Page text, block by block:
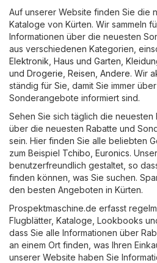
Auf unserer Website finden Sie die
Kataloge von Kürten. Wir sammeln
Informationen über die neuesten
aus verschiedenen Kategorien,
Elektronik Haus und Garten
und Drogerie Reisen Andere. Wir
ständig für Sie, damit Sie immer
Sonderangebote informiert sind.
Sehen Sie sich täglich die neuesten
über die neuesten Rabatte und
sein. Hier finden Sie alle beliebten
zum Beispiel Tchibo Euronics.
benutzerfreundlich gestaltet, so
finden können, was Sie suchen.
den besten Angeboten in Kürten.
Prospektmaschine.de erfasst
Flugblätter, Kataloge, Lookbooks
dass Sie alle Informationen über
an einem Ort finden, was Ihren
unserer Website haben Sie